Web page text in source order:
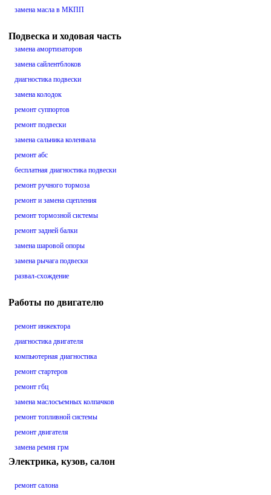
замена масла в МКПП
Подвеска и ходовая часть
замена амортизаторов
замена сайлентблоков
диагностика подвески
замена колодок
ремонт суппортов
ремонт подвески
замена сальника коленвала
ремонт абс
бесплатная диагностика подвески
ремонт ручного тормоза
ремонт и замена сцепления
ремонт тормозной системы
ремонт задней балки
замена шаровой опоры
замена рычага подвески
развал-схождение
Работы по двигателю
ремонт инжектора
диагностика двигателя
компьютерная диагностика
ремонт стартеров
ремонт гбц
замена маслосъемных колпачков
ремонт топливной системы
ремонт двигателя
замена ремня грм
Электрика, кузов, салон
ремонт салона